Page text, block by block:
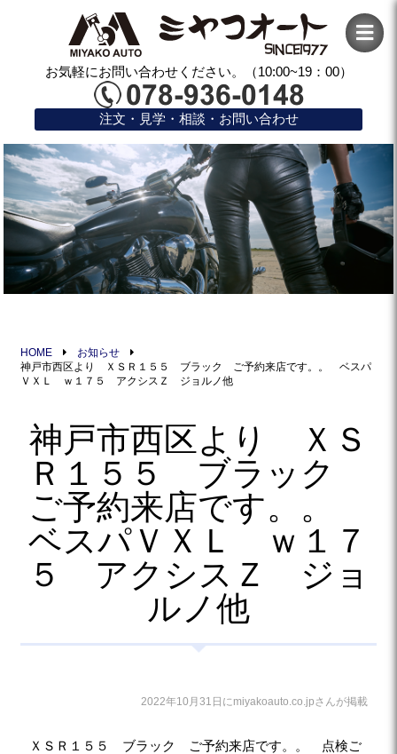
お気軽にお問い合わせください。（10:00~19：00）
注文・見学・相談・お問い合わせ
HOME
お知らせ
神戸市西区より ＸＳＲ１５５ ブラック ご予約来店です。。 ベスパ
ＶＸＬ ｗ１７５ アクシスＺ ジョルノ他
神戸市西区より ＸＳ
Ｒ１５５ ブラック
ご予約来店です。。
ベスパＶＸＬ ｗ１７
５ アクシスＺ ジョ
ルノ他
2022年10月31日にmiyakoauto.co.jpさんが掲載
ＸＳＲ１５５ ブラック ご予約来店です。。 点検ご